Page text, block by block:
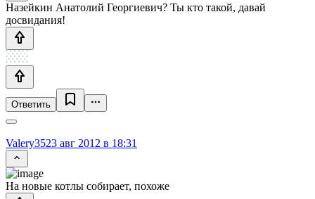
Назейкин Анатолий Георгиевич? Ты кто такой, давай
досвидания!
Ответить
Valery3523 авг 2012 в 18:31
На новые котлы собирает, похоже